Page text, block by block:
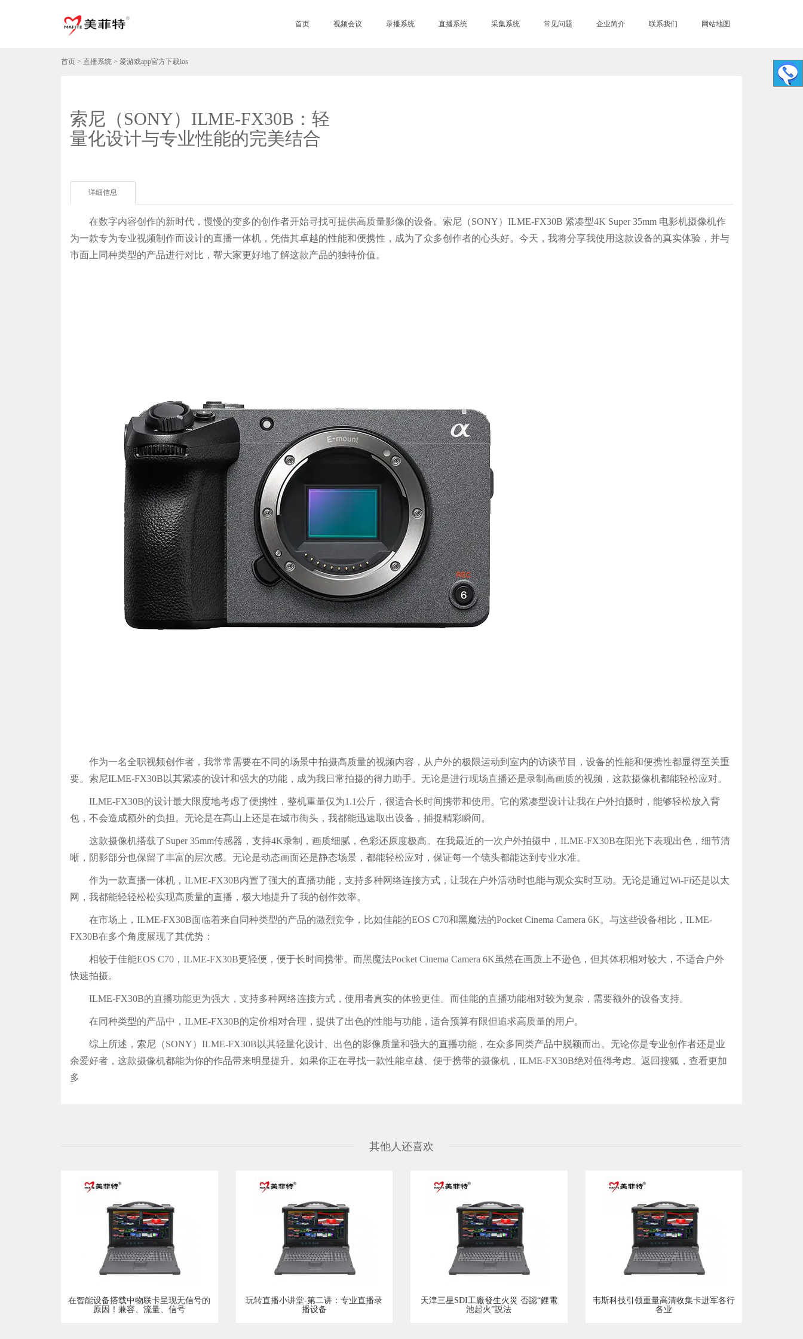
首页 视频会议 录播系统 直播系统 采集系统 常见问题 企业简介 联系我们 网站地图
首页 > 直播系统 > 爱游戏app官方下载ios
索尼（SONY）ILME-FX30B：轻
量化设计与专业性能的完美结合
详细信息
在数字内容创作的新时代，慢慢的变多的创作者开始寻找可提供高质量影像的设备。索尼（SONY）ILME-FX30B 紧凑型4K Super 35mm 电影机摄像机作
为一款专为专业视频制作而设计的直播一体机，凭借其卓越的性能和便携性，成为了众多创作者的心头好。今天，我将分享我使用这款设备的真实体验，并与
市面上同种类型的产品进行对比，帮大家更好地了解这款产品的独特价值。
作为一名全职视频创作者，我常常需要在不同的场景中拍摄高质量的视频内容，从户外的极限运动到室内的访谈节目，设备的性能和便携性都显得至关重
要。索尼ILME-FX30B以其紧凑的设计和强大的功能，成为我日常拍摄的得力助手。无论是进行现场直播还是录制高画质的视频，这款摄像机都能轻松应对。
ILME-FX30B的设计最大限度地考虑了便携性，整机重量仅为1.1公斤，很适合长时间携带和使用。它的紧凑型设计让我在户外拍摄时，能够轻松放入背
包，不会造成额外的负担。无论是在高山上还是在城市街头，我都能迅速取出设备，捕捉精彩瞬间。
这款摄像机搭载了Super 35mm传感器，支持4K录制，画质细腻，色彩还原度极高。在我最近的一次户外拍摄中，ILME-FX30B在阳光下表现出色，细节清
晰，阴影部分也保留了丰富的层次感。无论是动态画面还是静态场景，都能轻松应对，保证每一个镜头都能达到专业水准。
作为一款直播一体机，ILME-FX30B内置了强大的直播功能，支持多种网络连接方式，让我在户外活动时也能与观众实时互动。无论是通过Wi-Fi还是以太
网，我都能轻轻松松实现高质量的直播，极大地提升了我的创作效率。
在市场上，ILME-FX30B面临着来自同种类型的产品的激烈竞争，比如佳能的EOS C70和黑魔法的Pocket Cinema Camera 6K。与这些设备相比，ILME-
FX30B在多个角度展现了其优势：
相较于佳能EOS C70，ILME-FX30B更轻便，便于长时间携带。而黑魔法Pocket Cinema Camera 6K虽然在画质上不逊色，但其体积相对较大，不适合户外
快速拍摄。
ILME-FX30B的直播功能更为强大，支持多种网络连接方式，使用者真实的体验更佳。而佳能的直播功能相对较为复杂，需要额外的设备支持。
在同种类型的产品中，ILME-FX30B的定价相对合理，提供了出色的性能与功能，适合预算有限但追求高质量的用户。
综上所述，索尼（SONY）ILME-FX30B以其轻量化设计、出色的影像质量和强大的直播功能，在众多同类产品中脱颖而出。无论你是专业创作者还是业
余爱好者，这款摄像机都能为你的作品带来明显提升。如果你正在寻找一款性能卓越、便于携带的摄像机，ILME-FX30B绝对值得考虑。返回搜狐，查看更加
多
其他人还喜欢
在智能设备搭载中物联卡呈现无信号的
原因！兼容、流量、信号
玩转直播小讲堂-第二讲：专业直播录
播设备
天津三星SDI工廠發生火災 否認“鋰電
池起火”説法
韦斯科技引领重量高清收集卡进军各行
各业